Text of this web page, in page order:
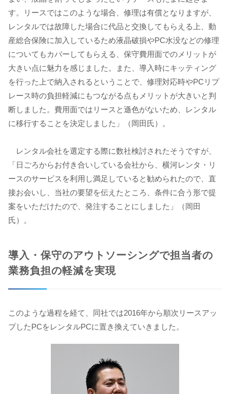
す。リースではこのような場合、修理は有償となりますが、
レンタルでは故障した場合に代品と交換してもらえる上、動
産総合保険に加入しているため液晶破損やPC水没などの修理
についてもカバーしてもらえる、保守費用面でのメリットが
大きい点に魅力を感じました。また、導入時にキッティング
を行った上で納入されるということで、修理対応時やPCリプ
レース時の負担軽減にもつながる点もメリットが大きいと判
断しました。費用面ではリースと遜色がないため、レンタル
に移行することを決定しました」（岡田氏）。
レンタル会社を選定する際に数社検討されたそうですが、
「日ごろからお付き合いしている会社から、横河レンタ・リ
ースのサービスを利用し満足していると勧められたので、直
接お会いし、当社の要望を伝えたところ、条件に合う形で提
案をいただけたので、発注することにしました」（岡田
氏）。
導入・保守のアウトソーシングで担当者の
業務負担の軽減を実現
このような過程を経て、同社では2016年から順次リースアッ
プしたPCをレンタルPCに置き換えていきました。